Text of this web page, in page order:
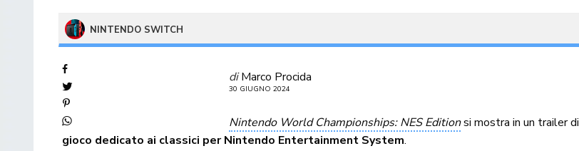
NINTENDO SWITCH
di Marco Procida
30 GIUGNO 2024
Nintendo World Championships: NES Editionsi mostra in un trailer di
gioco dedicato ai classici per Nintendo Entertainment System.